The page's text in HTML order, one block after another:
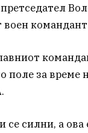
командант
поле за
се силни, а